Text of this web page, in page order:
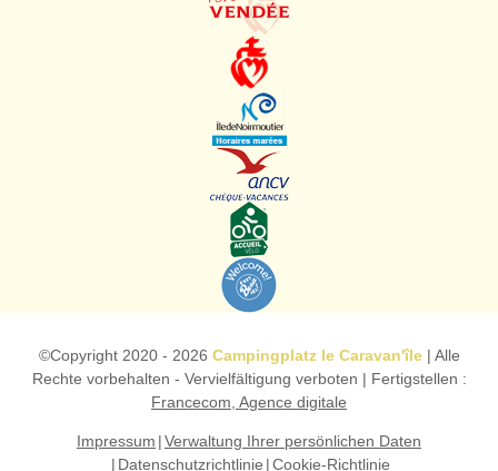
©Copyright 2020 - 2026 Campingplatz le Caravan'île| Alle
Rechte vorbehalten - Vervielfältigung verboten | Fertigstellen :
Francecom, Agence digitale
Impressum Verwaltung Ihrer persönlichen Daten
Datenschutzrichtlinie Cookie-Richtlinie